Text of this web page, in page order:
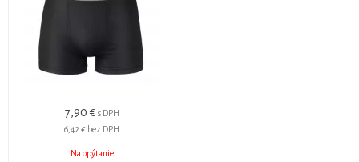
7,90 € s DPH
6,42 € bez DPH
Na opýtanie